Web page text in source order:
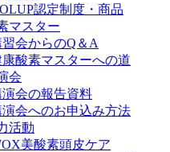
認定制度・商品
マスター
習会からのQ＆A
康酸素マスターへの道
会
演会の報告資料
演会へのお申込み方法
活動
美酸素頭皮ケア